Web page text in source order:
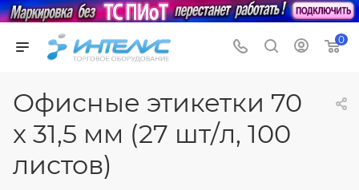
0
Офисные этикетки 70
x 31,5 мм (27 шт/л, 100
листов)